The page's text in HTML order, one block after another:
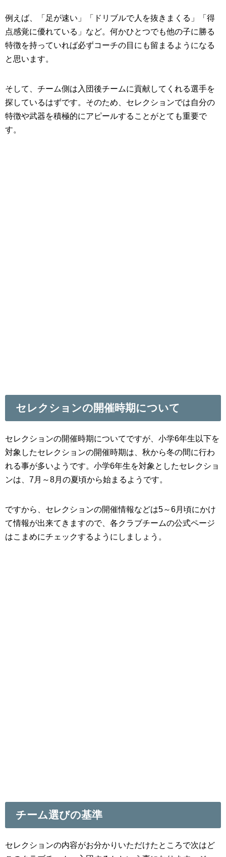
例えば、「足が速い」「ドリブルで人を抜きまくる」「得
点感覚に優れている」など。何かひとつでも他の子に勝る
特徴を持っていれば必ずコーチの目にも留まるようになる
と思います。
そして、チーム側は入団後チームに貢献してくれる選手を
探しているはずです。そのため、セレクションでは自分の
特徴や武器を積極的にアピールすることがとても重要で
す。
セレクションの開催時期について
セレクションの開催時期についてですが、小学6年生以下を
対象したセレクションの開催時期は、秋から冬の間に行わ
れる事が多いようです。小学6年生を対象としたセレクショ
ンは、7月～8月の夏頃から始まるようです。
ですから、セレクションの開催情報などは5～6月頃にかけ
て情報が出来てきますので、各クラブチームの公式ページ
はこまめにチェックするようにしましょう。
チーム選びの基準
セレクションの内容がお分かりいただけたところで次はど